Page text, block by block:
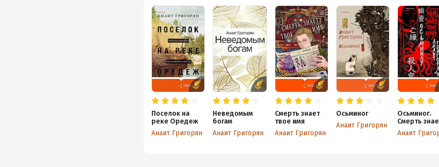
Поселок на
реке Оредеж
Анаит Григорян
Неведомым
богам
Анаит Григорян
Смерть знает
твое имя
Анаит Григорян
Осьминог
Анаит Григорян
Осьминог.
Смерть
твое имя.
Омнибус
Анаит